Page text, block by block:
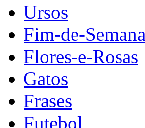
Ursos
Fim-de-Semana
Flores-e-Rosas
Gatos
Frases
Futebol